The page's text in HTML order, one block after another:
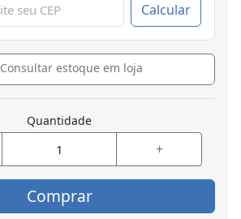
Calcular
Consultar estoque em loja
Quantidade
+
Comprar